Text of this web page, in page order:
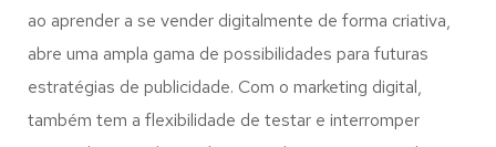
ao aprender a se vender digitalmente de forma criativa,
abre uma ampla gama de possibilidades para futuras
estratégias de publicidade. Com o marketing digital,
também tem a flexibilidade de testar e interromper